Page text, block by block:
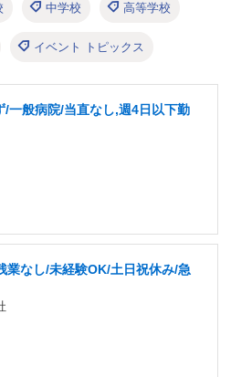
中学校 高等学校
イベント トピックス
/一般病院/当直なし,週4日以下勤
業なし/未経験OK/土日祝休み/急